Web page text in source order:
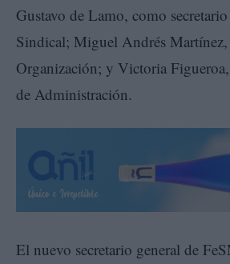
Gustavo de Lamo, como
Sindical; Miguel Andrés Martínez,
Organización; y Victoria
de Administración.
El nuevo secretario general de